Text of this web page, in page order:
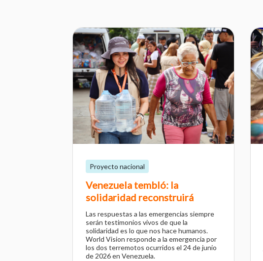
Proyecto nacional
Venezuela tembló: la
solidaridad reconstruirá
Las respuestas a las emergencias siempre
serán testimonios vivos de que la
solidaridad es lo que nos hace humanos.
World Vision responde a la emergencia por
los dos terremotos ocurridos el 24 de junio
de 2026 en Venezuela.